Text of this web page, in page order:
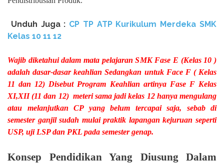
Unduh Juga : CP TP ATP Kurikulum Merdeka SMK
Kelas 10 11 12
Wajib diketahui dalam mata pelajaran SMK Fase E (Kelas 10 )
adalah dasar-dasar keahlian Sedangkan untuk Face F ( Kelas
11 dan 12) Disebut Program Keahlian artinya Fase F Kelas
XI,XII (11 dan 12) meteri sama jadi kelas 12 hanya mengulang
atau melanjutkan CP yang belum tercapai saja, sebab di
semester ganjil sudah mulai praktik lapangan kejuruan seperti
USP, uji LSP dan PKL pada semester genap.
Konsep Pendidikan Yang Diusung Dalam